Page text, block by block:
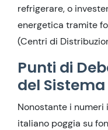
refrigerare, o
energetica tramite
(Centri di
Punti di
del Sistema
Nonostante i
italiano poggia su